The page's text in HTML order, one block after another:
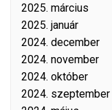
2025. március
2025. január
2024. december
2024. november
2024. október
2024. szeptember